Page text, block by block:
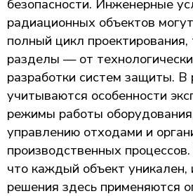
безопасности. Инженерные
радиационных объектов
полный цикл
разделы — от
разработки систем защиты. В
учитываются особенности
режимы работы
управлению отходами и
производственных
что каждый объект уникален,
решения здесь применяются